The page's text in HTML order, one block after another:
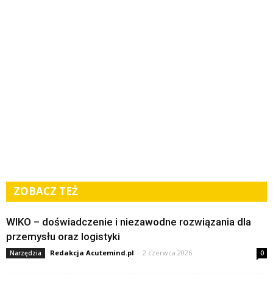
ZOBACZ TEŻ
WIKO – doświadczenie i niezawodne rozwiązania dla
przemysłu oraz logistyki
Narzędzia Redakcja Acutemind.pl - 2 czerwca 2026 0